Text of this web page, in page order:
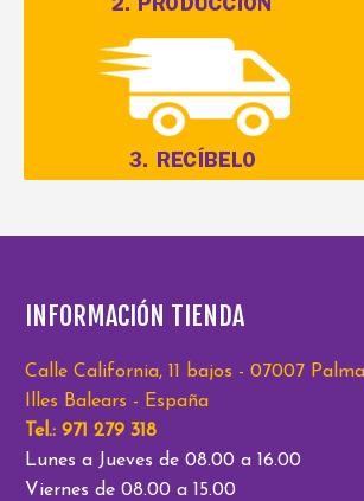
INFORMACIÓN TIENDA
Calle California, 11 bajos - 07007
Illes Balears - España
Tel.: 971 279 318
Lunes a Jueves de 08.00 a 16.00
Viernes de 08.00 a 15.00